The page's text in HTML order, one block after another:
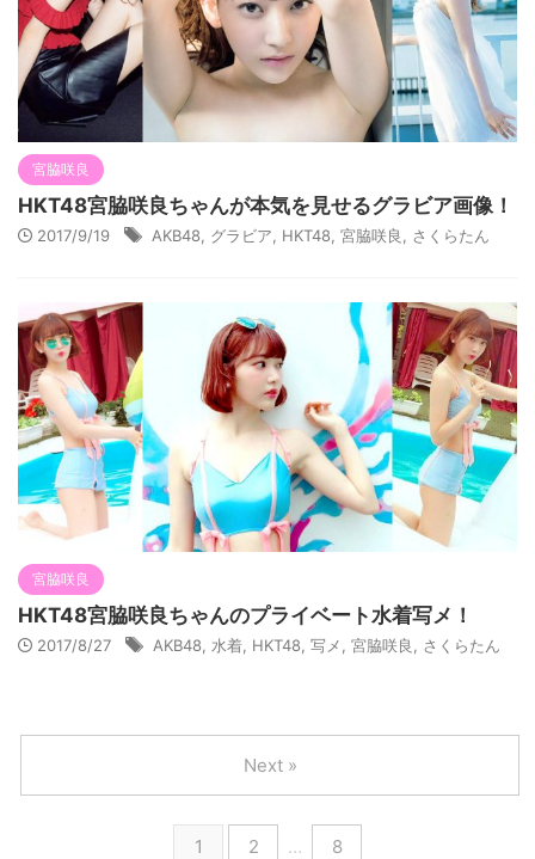
宮脇咲良
HKT48宮脇咲良ちゃんが本気を見せるグラビア画像！
2017/9/19 AKB48 グラビア HKT48 宮脇咲良 さくらたん
宮脇咲良
HKT48宮脇咲良ちゃんのプライベート水着写メ！
2017/8/27 AKB48 水着 HKT48 写メ 宮脇咲良 さくらたん
1 2 … 8
Next »